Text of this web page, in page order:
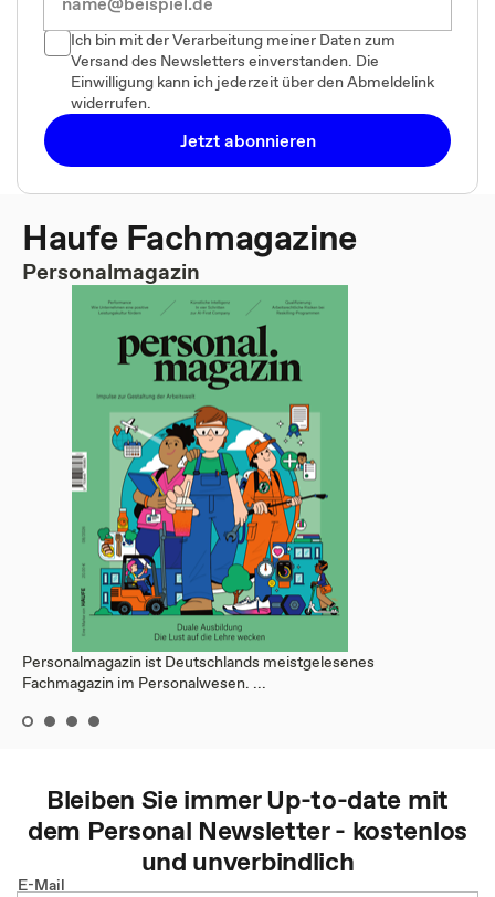
Ich bin mit der Verarbeitung meiner Daten zum
Versand des Newsletters einverstanden. Die
Einwilligung kann ich jederzeit über den Abmeldelink
widerrufen.
Jetzt abonnieren
Haufe Fachmagazine
Personalmagazin
Personalmagazin ist Deutschlands meistgelesenes
Fachmagazin im Personalwesen. ...
Bleiben Sie immer Up-to-date mit
dem Personal Newsletter - kostenlos
und unverbindlich
E-Mail